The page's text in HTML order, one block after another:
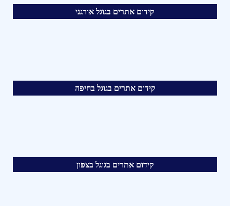
קידום אתרים בגוגל אורגני
קידום אתרים בגוגל בחיפה
קידום אתרים בגוגל בצפון